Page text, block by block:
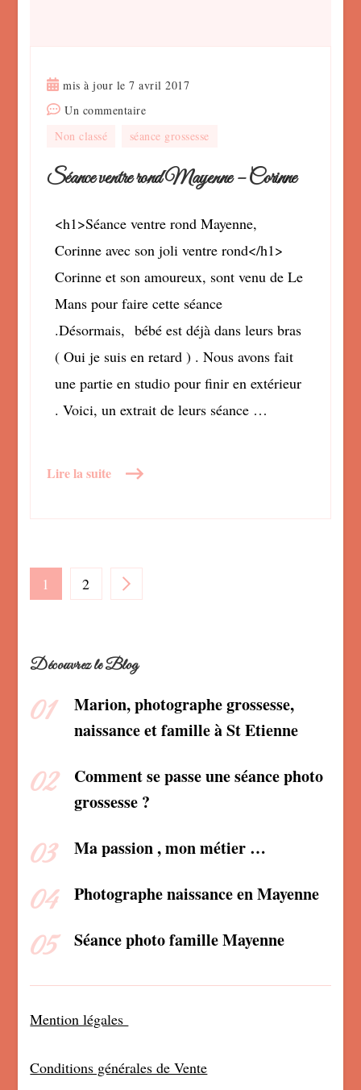
mis à jour le7 avril 2017
Un commentairesur
rond
Non classé séance grossesse
Séance ventre rond Mayenne – Corinne
<h1>Séance ventre rond Mayenne,
Corinne avec son joli ventre rond</h1>
Corinne et son amoureux, sont venu de Le
Mans pour faire cette séance
.Désormais, bébé est déjà dans leurs bras
( Oui je suis en retard ) . Nous avons fait
une partie en studio pour finir en extérieur
. Voici, un extrait de leurs séance …
Lire la suite
Pagination
publications
PAGE
1 PAGE
2
Découvrez le Blog
Marion, photographe grossesse,
naissance et famille à St Etienne
Comment se passe une séance photo
grossesse ?
Ma passion , mon métier …
Photographe naissance en Mayenne
Séance photo famille Mayenne
Mention légales
Conditions générales de Vente